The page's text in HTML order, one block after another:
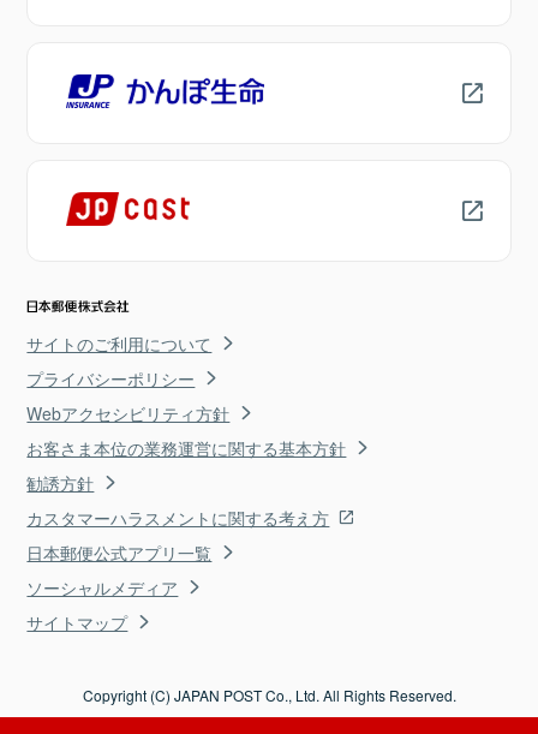
サイトのご利用について
プライバシーポリシー
Webアクセシビリティ方針
お客さま本位の業務運営に関する基本方針
勧誘方針
カスタマーハラスメントに関する考え方
日本郵便公式アプリ一覧
ソーシャルメディア
サイトマップ
Copyright (C) JAPAN POST Co., Ltd. All Rights Reserved.